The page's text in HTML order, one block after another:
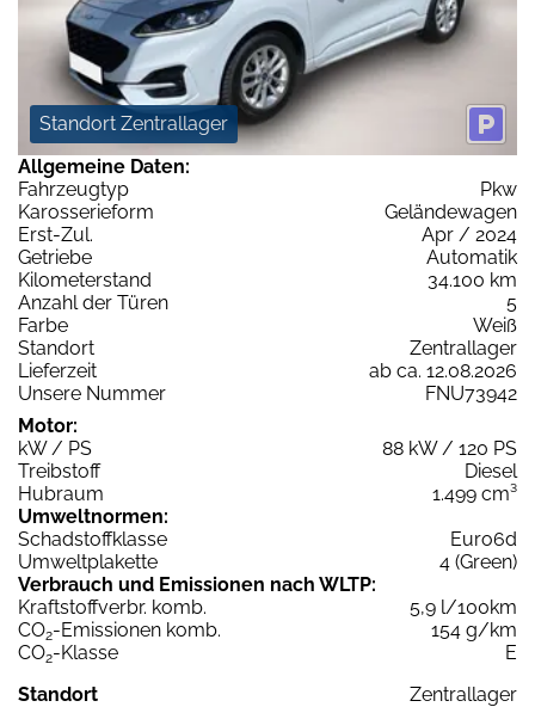
Standort Zentrallager
Allgemeine Daten:
Fahrzeugtyp
Pkw
Karosserieform
Geländewagen
Erst-Zul.
Apr / 2024
Getriebe
Automatik
Kilometerstand
34.100 km
Anzahl der Türen
5
Farbe
Weiß
Standort
Zentrallager
Lieferzeit
ab ca. 12.08.2026
Unsere Nummer
FNU73942
Motor:
kW / PS
88 kW / 120 PS
Treibstoff
Diesel
Hubraum
1.499 cm³
Umweltnormen:
Schadstoffklasse
Euro6d
Umweltplakette
4 (Green)
Verbrauch und Emissionen nach WLTP:
Kraftstoffverbr. komb.
5,9 l/100km
CO2-Emissionen komb.
154 g/km
CO2-Klasse
E
Standort
Zentrallager